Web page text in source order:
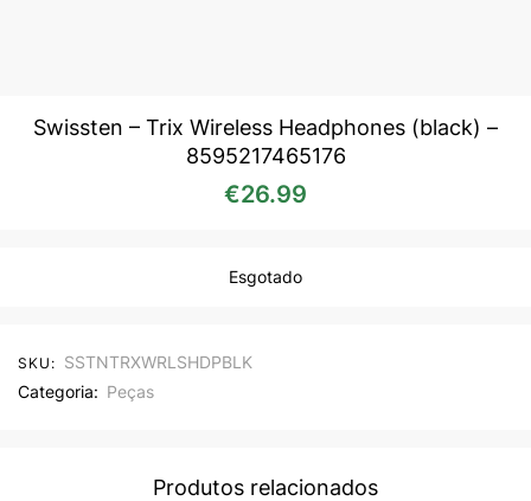
Swissten – Trix Wireless Headphones (black) –
8595217465176
€26.99
Esgotado
SKU: SSTNTRXWRLSHDPBLK
Categoria: Peças
Produtos relacionados